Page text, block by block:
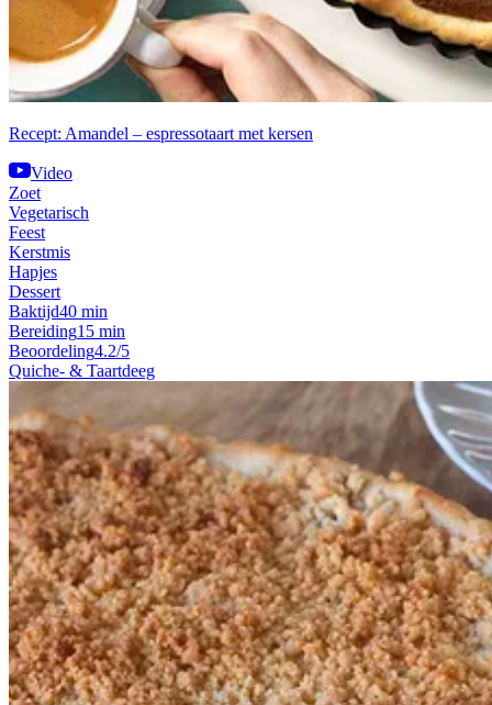
Recept: Amandel – espressotaart met kersen
Video
Zoet
Vegetarisch
Feest
Kerstmis
Hapjes
Dessert
Baktijd40 min
Bereiding15 min
Beoordeling4.2/5
Quiche- & Taartdeeg